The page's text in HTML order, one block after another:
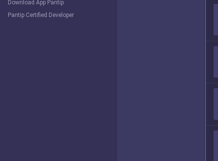
Download App Pantip
Pantip Certified Developer